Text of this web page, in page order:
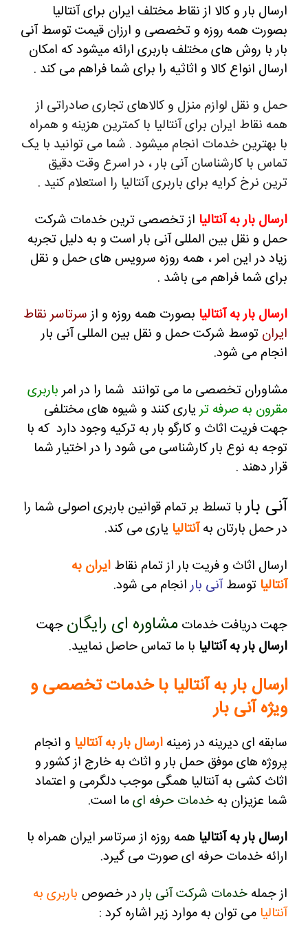
ارسال بار و کالا از نقاط مختلف ایران برای آنتالیا
بصورت همه روزه و تخصصی و ارزان قیمت توسط آنی
بار با روش های مختلف باربری ارائه میشود که امکان
ارسال انواع کالا و اثاثیه را برای شما فراهم می کند .
حمل و نقل لوازم منزل و کالاهای تجاری صادراتی از
همه نقاط ایران برای آنتالیا با کمترین هزینه و همراه
با بهترین خدمات انجام میشود . شما می توانید با یک
تماس با کارشناسان آنی بار ، در اسرع وقت دقیق
ترین نرخ کرایه برای باربری آنتالیا را استعلام کنید .
ارسال بار به آنتالیا از تخصصی ترین خدمات شرکت
حمل و نقل بین المللی آنی بار است و به دلیل تجربه
زیاد در این امر ، همه روزه سرویس های حمل و نقل
برای شما فراهم می باشد .
ارسال بار به آنتالیا بصورت همه روزه و ازسرتاسر نقاط
ایران توسط شرکت حمل و نقل بین المللی آنی بار
انجام می شود.
مشاوران تخصصی ما می توانند شما را در امر باربری
مقرون به صرفه تر یاری کنند و شیوه های مختلفی
جهت فریت اثاث و کارگو بار به ترکیه وجود دارد که با
توجه به نوع بار کارشناسی می شود را در اختیار شما
قرار دهند .
آنی باربا تسلط بر تمام قوانین باربری اصولی شما را
در حمل بارتان بهآنتالیا یاری می کند.
ارسال اثاث و فریت بار از تمام نقاط ایران به
آنتالیا توسطآنی بارانجام می شود.
جهت دریافت خدمات مشاوره ای رایگان جهت
ارسال بار به آنتالیا با ما تماس حاصل نمایید.
ارسال بار به آنتالیا با خدمات تخصصی و
ویژه آنی بار
سابقه ای دیرینه در زمینه ارسال بار به آنتالیا و انجام
پروژه های موفق حمل بار و اثاث به خارج از کشور و
اثاث کشی به آنتالیا همگی موجب دلگرمی و اعتماد
شما عزیزان به خدمات حرفه ایما است.
ارسال بار به آنتالیا همه روزه از سرتاسر ایران همراه با
ارائه خدمات حرفه ای صورت می گیرد.
از جمله خدمات شرکت آنی باردر خصوص باربری به
آنتالیا می توان به موارد زیر اشاره کرد :